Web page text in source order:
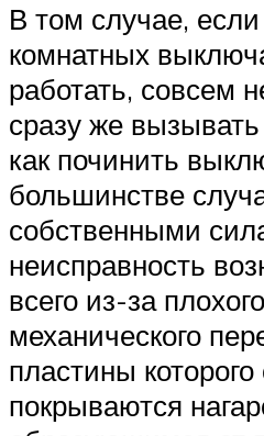
В том случае,
комнатных
работать, совсем
сразу же вызывать
как починить
большинстве
собственными
неисправность
всего из-за
механического
пластины
покрываются